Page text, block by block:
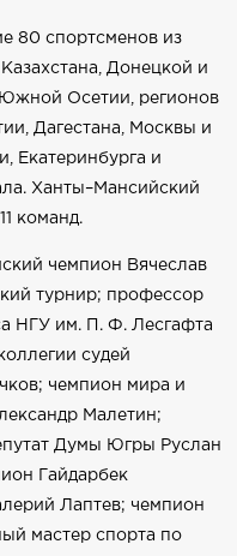
80 спортсменов из
Донецкой и
Осетии, регионов
Дагестана, Москвы и
Екатеринбурга и
Ханты–Мансийский
команд.
чемпион Вячеслав
турнир; профессор
НГУ им. П. Ф. Лесгафта
судей
чемпион мира и
Малетин;
Думы Югры Руслан
Гайдарбек
Лаптев; чемпион
мастер спорта по